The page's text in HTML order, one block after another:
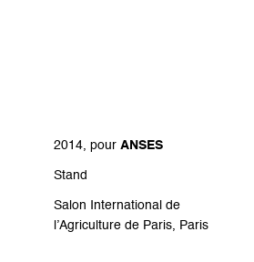
2014, pourANSES
Stand
Salon International de
l’Agriculture de Paris, Paris